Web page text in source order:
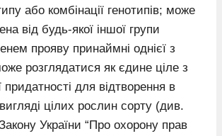
або комбінації генотипів; може
від будь-якої іншої групи
прояву принаймні однієї з
розглядатися як єдине ціле з
придатності для відтворення в
цілих рослин сорту (див.
України “Про охорону прав